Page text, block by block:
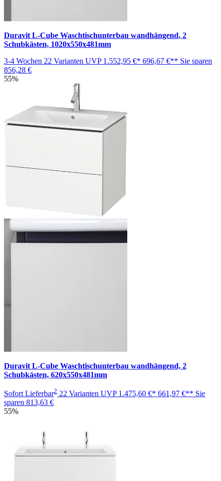
Duravit L-Cube Waschtischunterbau wandhängend, 2
Schubkästen, 1020x550x481mm
3-4 Wochen 22 Varianten UVP 1.552,95 €* 696,67 €** Sie sparen
856,28 €
55%
Duravit L-Cube Waschtischunterbau wandhängend, 2
Schubkästen, 620x550x481mm
Sofort Lieferbar2 22 Varianten UVP 1.475,60 €* 661,97 €** Sie
sparen 813,63 €
55%